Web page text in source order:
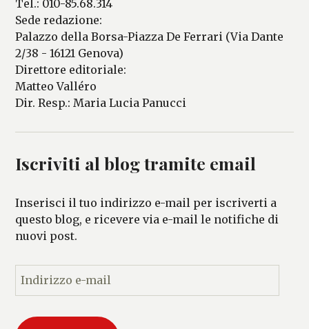
Tel.: 010-85.68.314
Sede redazione:
Palazzo della Borsa-Piazza De Ferrari (Via Dante
2/38 - 16121 Genova)
Direttore editoriale:
Matteo Valléro
Dir. Resp.: Maria Lucia Panucci
Iscriviti al blog tramite email
Inserisci il tuo indirizzo e-mail per iscriverti a
questo blog, e ricevere via e-mail le notifiche di
nuovi post.
n